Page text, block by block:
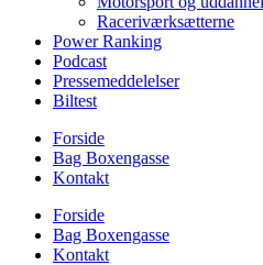
Raceriværksætterne
Power Ranking
Podcast
Pressemeddelelser
Biltest
Forside
Bag Boxengasse
Kontakt
Forside
Bag Boxengasse
Kontakt